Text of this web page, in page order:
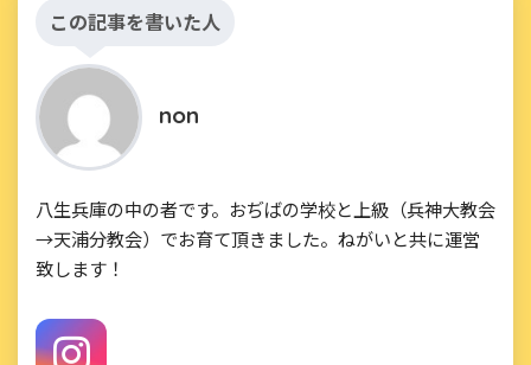
この記事を書いた人
non
八生兵庫の中の者です。おぢばの学校と上級（兵神大教会
→天浦分教会）でお育て頂きました。ねがいと共に運営
致します！